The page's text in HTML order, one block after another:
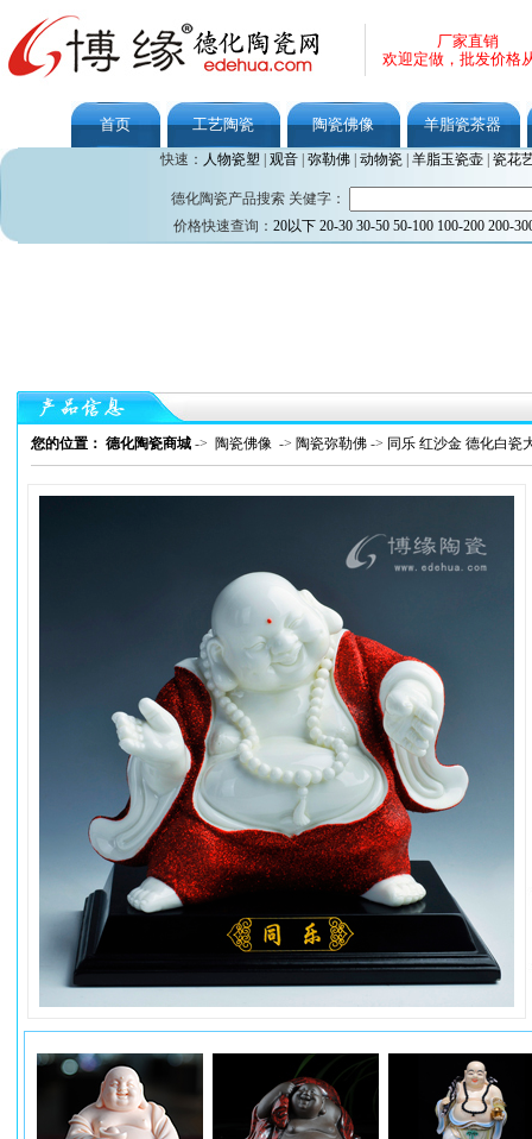
厂家直销
欢迎定做，批发价格
首页 工艺陶瓷 陶瓷佛像 羊脂瓷茶器
快速： 人物瓷塑 观音| 弥勒佛| 动物瓷| 羊脂玉瓷壶| 瓷花
德化陶瓷产品搜索 关健字：
价格快速查询： 20以下 20-30 30-50 50-100 100-200 200-
您的位置： 德化陶瓷商城 -> 陶瓷佛像 -> 陶瓷弥勒佛 -> 同乐 红沙金 德化白瓷